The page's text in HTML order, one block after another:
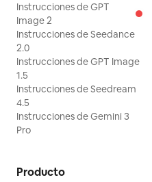
Instrucciones de GPT
Image 2
Instrucciones de Seedance
2.0
Instrucciones de GPT Image
1.5
Instrucciones de Seedream
4.5
Instrucciones de Gemini 3
Pro
Producto